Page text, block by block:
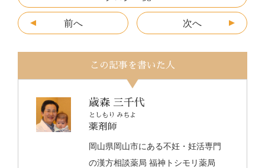
前へ 次へ
この記事を書いた人
歳森 三千代
としもり みちよ
薬剤師
岡山県岡山市にある不妊・妊活専門
の漢方相談薬局 福神トシモリ薬局